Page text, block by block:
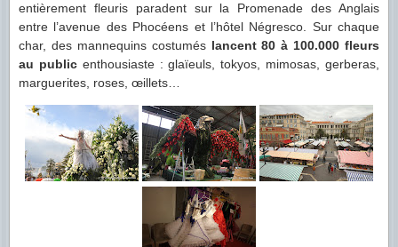
entièrement fleuris paradent sur la Promenade des Anglais
entre l’avenue des Phocéens et l’hôtel Négresco. Sur chaque
char, des mannequins costumés lancent 80 à 100.000 fleurs
au publicenthousiaste : glaïeuls, tokyos, mimosas, gerberas,
marguerites, roses, œillets…